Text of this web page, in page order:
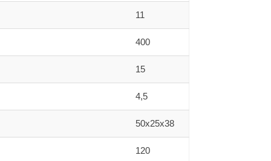
11
400
15
4,5
50x25x38
120